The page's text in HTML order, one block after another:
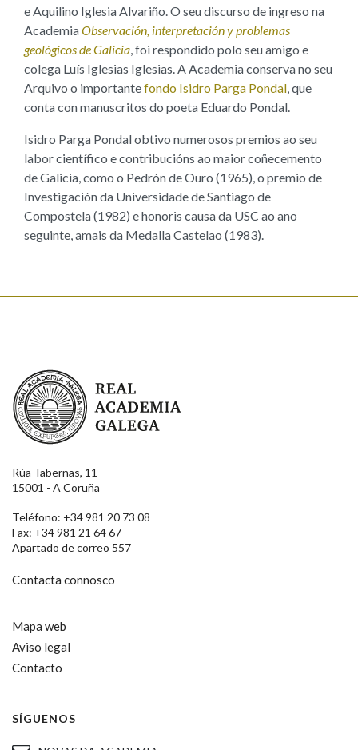
e Aquilino Iglesia Alvariño. O seu discurso de ingreso na
AcademiaObservación, interpretación y problemas
geológicos de Galicia, foi respondido polo seu amigo e
colega Luís Iglesias Iglesias. A Academia conserva no seu
Arquivo o importantefondo Isidro Parga Pondal, que
conta con manuscritos do poeta Eduardo Pondal.
Isidro Parga Pondal obtivo numerosos premios ao seu
labor científico e contribucións ao maior coñecemento
de Galicia, como o Pedrón de Ouro (1965), o premio de
Investigación da Universidade de Santiago de
Compostela (1982) e honoris causa da USC ao ano
seguinte, amais da Medalla Castelao (1983).
Real Academia Galega
Rúa Tabernas, 11
15001 - A Coruña
Teléfono: +34 981 20 73 08
Fax: +34 981 21 64 67
Apartado de correo 557
Contacta connosco
Mapa web
Aviso legal
Contacto
SÍGUENOS